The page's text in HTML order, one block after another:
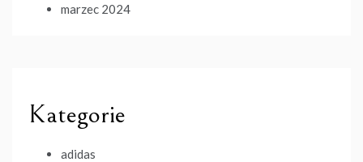
marzec 2024
Kategorie
adidas